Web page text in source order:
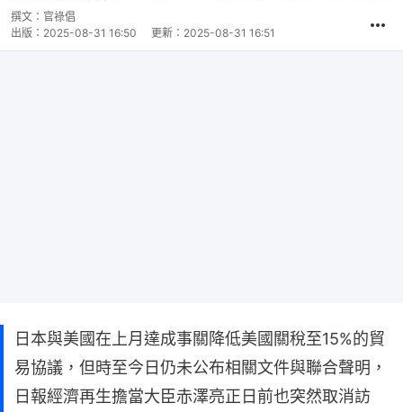
撰文： 官祿倡
出版： 2025-08-31 16:50 更新： 2025-08-31 16:51
日本與美國在上月達成事關降低美國關稅至15%的貿
易協議，但時至今日仍未公布相關文件與聯合聲明，
日報經濟再生擔當大臣赤澤亮正日前也突然取消訪